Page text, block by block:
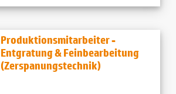
Produktionsmitarbeiter -
Entgratung & Feinbearbeitung
(Zerspanungstechnik)